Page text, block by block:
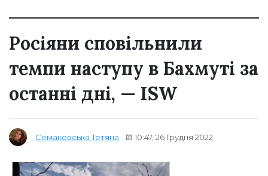
Росіяни сповільнили
темпи наступу в Бахмуті за
останні дні, — ISW
Семаковська Тетяна 10:47, 26 Грудня 2022